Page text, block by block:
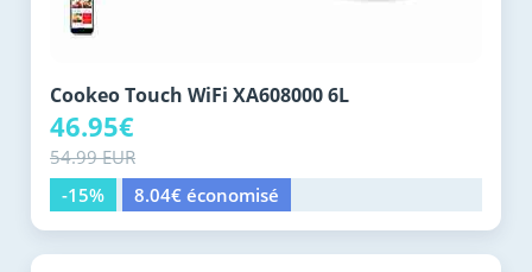
Cookeo Touch WiFi XA608000 6L
46.95€
54.99 EUR
-15%
8.04€ économisé